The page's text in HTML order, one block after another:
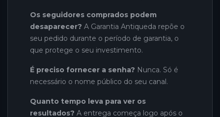
Os seguidores comprados podem
desaparecer? A Garantia Antiqueda repõe o
seu pedido durante o período de garantia, o
que protege o seu investimento.
É preciso fornecer a senha? Nunca. Só é
necessário o nome público do seu canal.
Quanto tempo leva para ver os
resultados? A entrega começa logo após o